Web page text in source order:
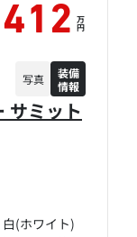
サミット
(ホワイト)
412 万
円
写真
装備
情報